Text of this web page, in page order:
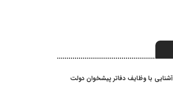
آشنایی با وظایف دفاتر پیشخوان دولت